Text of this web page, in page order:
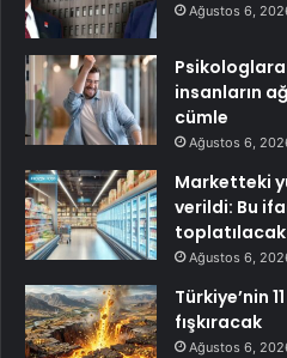
Ağustos 6,
insanların
cümle
Ağustos 6,
Marketteki
verildi: Bu
toplatılacak
Ağustos 6,
Türkiye’nin
fışkıracak
Ağustos 6,